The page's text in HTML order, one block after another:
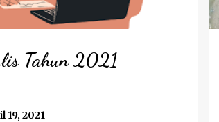
Tahun 2021
19, 2021